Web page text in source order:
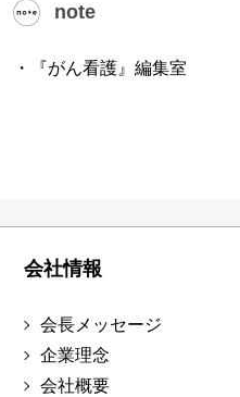
note
・『がん看護』編集室
会社情報
会長メッセージ
企業理念
会社概要